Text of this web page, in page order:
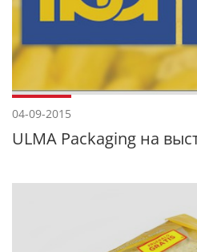
04-09-2015
ULMA Packaging на